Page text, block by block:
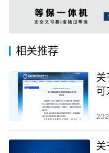
相关推荐
关
可
关